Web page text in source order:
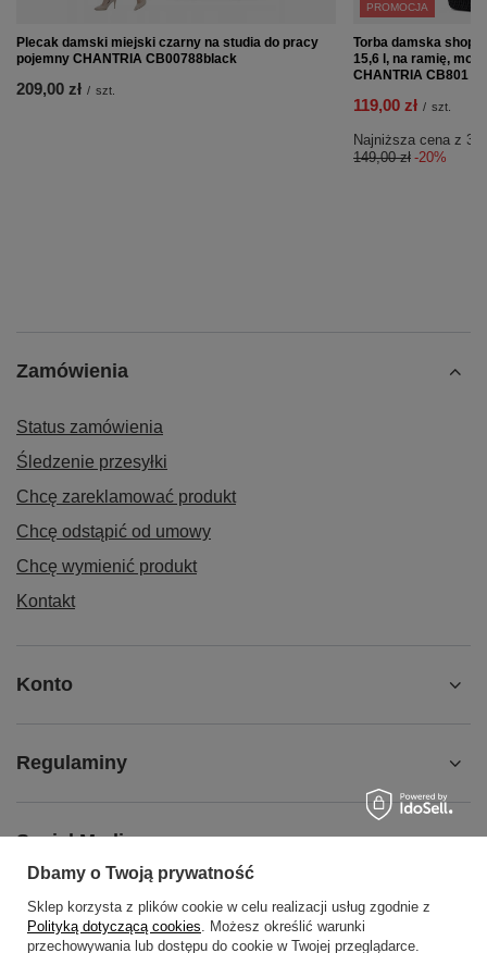
Plecak damski miejski czarny na studia do pracy
pojemny CHANTRIA CB00788black
209,00 zł / szt.
PROMOCJA
Torba damska
15,6 l, na ramię,
CHANTRIA CB801
119,00 zł / szt.
Najniższa cena z
149,00 zł -20%
Zamówienia
Status zamówienia
Śledzenie przesyłki
Chcę zareklamować produkt
Chcę odstąpić od umowy
Chcę wymienić produkt
Kontakt
Konto
Regulaminy
Social Media
O NAS
Dbamy o Twoją prywatność
Sklep korzysta z plików cookie w celu realizacji usług zgodnie z
Polityką dotyczącą cookies. Możesz określić warunki
przechowywania lub dostępu do cookie w Twojej przeglądarce.